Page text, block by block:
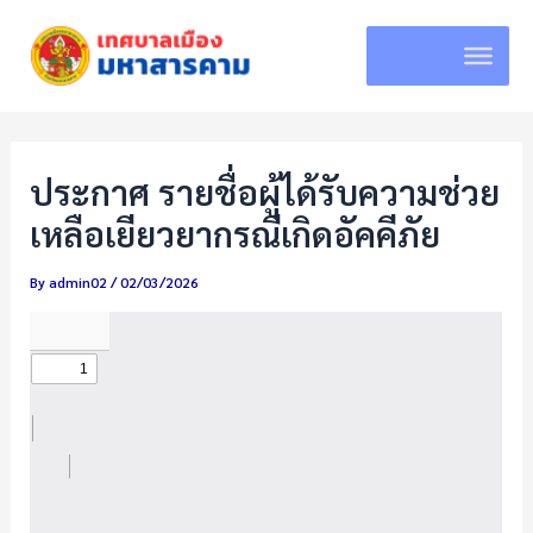
content
ประกาศ รายชื่อผู้ได้รับความช่วย
เหลือเยียวยากรณีเกิดอัคคีภัย
Byadmin02/02/03/2026